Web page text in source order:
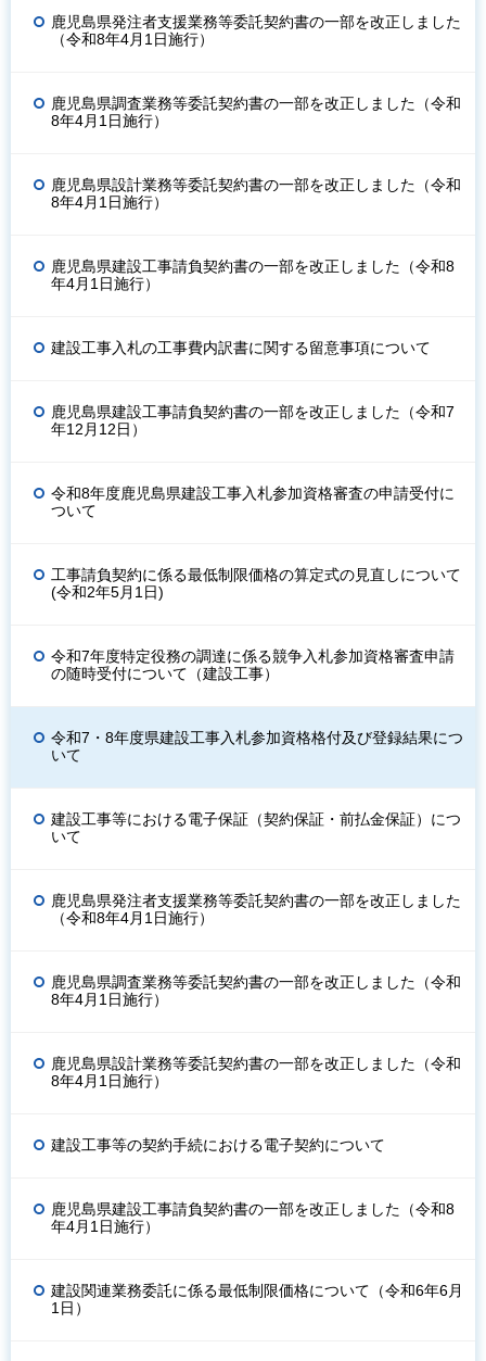
鹿児島県発注者支援業務等委託契約書の一部を改正しました
（令和8年4月1日施行）
鹿児島県調査業務等委託契約書の一部を改正しました（令和
8年4月1日施行）
鹿児島県設計業務等委託契約書の一部を改正しました（令和
8年4月1日施行）
鹿児島県建設工事請負契約書の一部を改正しました（令和8
年4月1日施行）
建設工事入札の工事費内訳書に関する留意事項について
鹿児島県建設工事請負契約書の一部を改正しました（令和7
年12月12日）
令和8年度鹿児島県建設工事入札参加資格審査の申請受付に
ついて
工事請負契約に係る最低制限価格の算定式の見直しについて
(令和2年5月1日)
令和7年度特定役務の調達に係る競争入札参加資格審査申請
の随時受付について（建設工事）
令和7・8年度県建設工事入札参加資格格付及び登録結果につ
いて
建設工事等における電子保証（契約保証・前払金保証）につ
いて
鹿児島県発注者支援業務等委託契約書の一部を改正しました
（令和8年4月1日施行）
鹿児島県調査業務等委託契約書の一部を改正しました（令和
8年4月1日施行）
鹿児島県設計業務等委託契約書の一部を改正しました（令和
8年4月1日施行）
建設工事等の契約手続における電子契約について
鹿児島県建設工事請負契約書の一部を改正しました（令和8
年4月1日施行）
建設関連業務委託に係る最低制限価格について（令和6年6月
1日）